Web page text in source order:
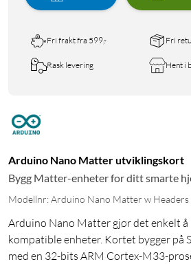
Fri frakt fra 599,- Fri
Rask levering Hent i
Arduino Nano Matter utviklingskort
Bygg Matter-enheter for ditt smarte
Modellnr: Arduino Nano Matter w Headers
Arduino Nano Matter gjør det enkelt
kompatible enheter. Kortet bygger på
med en 32-bits ARM Cortex-M33-